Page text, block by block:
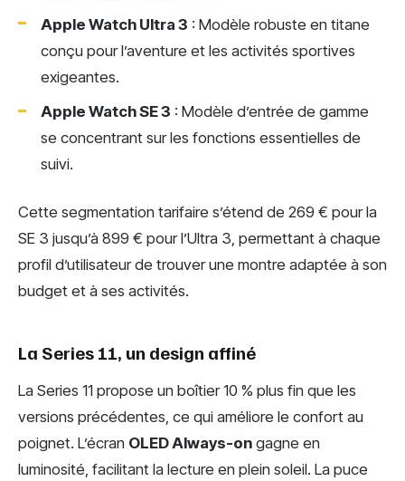
Apple Watch Ultra 3 : Modèle robuste en titane
conçu pour l’aventure et les activités sportives
exigeantes.
Apple Watch SE 3 : Modèle d’entrée de gamme
se concentrant sur les fonctions essentielles de
suivi.
Cette segmentation tarifaire s’étend de 269 € pour la
SE 3 jusqu’à 899 € pour l’Ultra 3, permettant à chaque
profil d’utilisateur de trouver une montre adaptée à son
budget et à ses activités.
La Series 11, un design affiné
La Series 11 propose un boîtier 10 % plus fin que les
versions précédentes, ce qui améliore le confort au
poignet. L’écran OLED Always-on gagne en
luminosité, facilitant la lecture en plein soleil. La puce